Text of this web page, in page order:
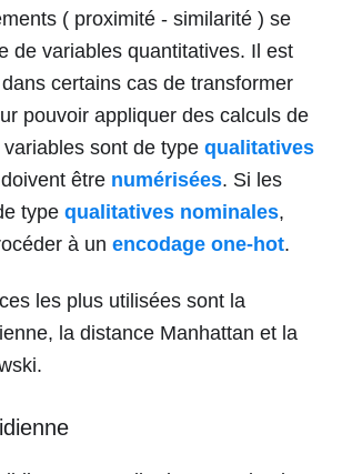
( proximité - similarité ) se
de variables quantitatives. Il est
certains cas de transformer
pouvoir appliquer des calculs de
sont de type qualitatives
être numérisées. Si les
type qualitatives nominales,
à un encodage one-hot.
les plus utilisées sont la
la distance Manhattan et la